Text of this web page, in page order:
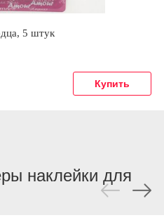
5 штук
наклейки для